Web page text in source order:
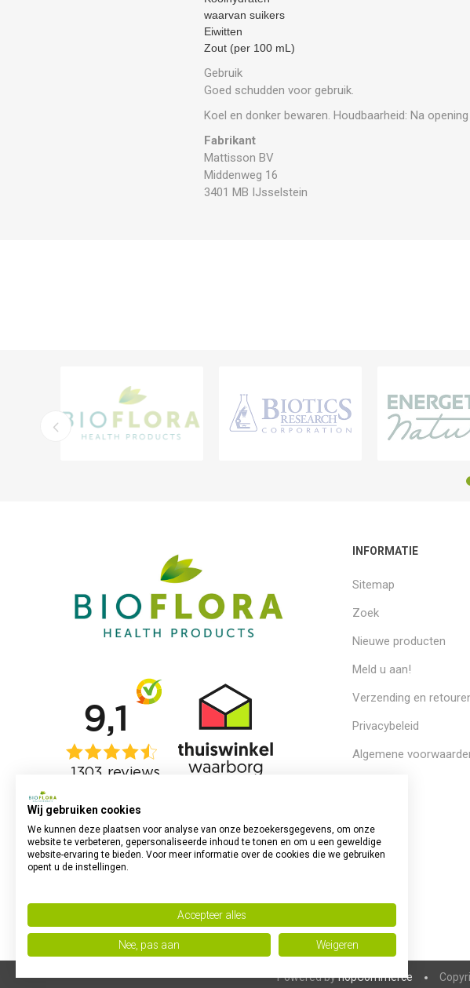
waarvan suikers
Eiwitten
Zout (per 100 mL)
Gebruik
Goed schudden voor gebruik.
Koel en donker bewaren. Houdbaarheid: Na
Fabrikant
Mattisson BV
Middenweg 16
3401 MB IJsselstein
INFORMATIE
Sitemap
Zoek
Nieuwe producten
Meld u aan!
Verzending en
Privacybeleid
Algemene
Powered bynopCommerce
Wij gebruiken cookies
We kunnen deze plaatsen voor analyse van onze bezoekersgegevens, om onze
website te verbeteren, gepersonaliseerde inhoud te tonen en om u een geweldige
website-ervaring te bieden. Voor meer informatie over de cookies die we gebruiken
opent u de instellingen.
Accepteer alles
Nee, pas aan Weigeren